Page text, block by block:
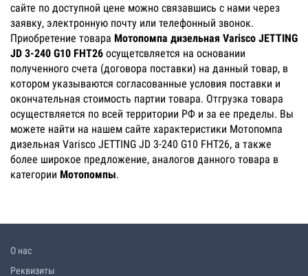
сайте по доступной цене можно связавшись с нами через
заявку, электронную почту или телефонный звонок.
Приобретение товара Мотопомпа дизельная Varisco JETTING
JD 3-240 G10 FHT26 осущетсвляется на основании
полученного счета (договора поставки) на данный товар, в
котором указываются согласованные условия поставки и
окончательная стоимость партии товара. Отгрузка товара
осуществляется по всей территории РФ и за ее пределы. Вы
можете найти на нашем сайте характеристики Мотопомпа
дизельная Varisco JETTING JD 3-240 G10 FHT26, а также
более широкое предложение, аналогов данного товара в
категории Мотопомпы.
О нас
Реквизиты